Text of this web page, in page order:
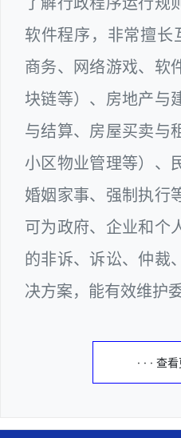
软件程序，非常擅长
商务、网络游戏、软
块链等）、房地产与
与结算、房屋买卖与
小区物业管理等）、
婚姻家事、强制执行
可为政府、企业和个
的非诉、诉讼、仲裁
决方案，能有效维护
· · · 查